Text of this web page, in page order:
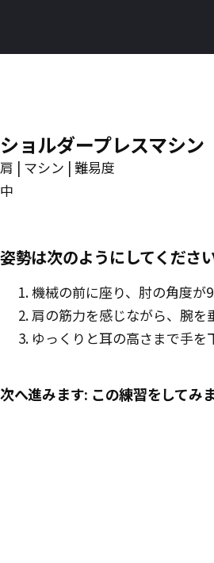
main(日
ショルダープレスマシン
肩 | マシン | 難易度
中
姿勢は次のようにしてください
機械の前に座り、肘の角度が
肩の筋力を感じながら、腕を
ゆっくりと耳の高さまで手を
次へ進みます: この練習をしてみ